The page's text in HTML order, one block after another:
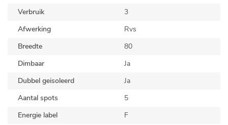
Verbruik
3
Afwerking
Rvs
Breedte
80
Dimbaar
Ja
Dubbel geisoleerd
Ja
Aantal spots
5
Energie label
F